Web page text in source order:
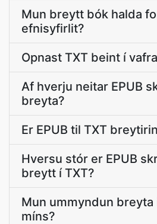
Mun breytt bók halda
efnisyfirlit?
Opnast TXT beint í
Af hverju neitar EPUB
breyta?
Er EPUB til TXT
Hversu stór er EPUB
breytt í TXT?
Mun ummyndun breyta
míns?